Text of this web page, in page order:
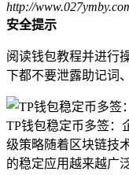
http://
安全提示
阅读钱包教程并进行
下都不要泄露助记词
TP钱包稳定币多签：
级策略随着区块链技
的稳定应用越来越广